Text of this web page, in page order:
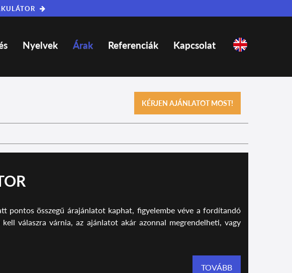
Nyelvek Árak Referenciák Kapcsolat
KÉRJEN AJÁNLATOT MOST!
pontos összegű árajánlatot kaphat, figyelembe véve a fordítandó
válaszra várnia, az ajánlatot akár azonnal megrendelheti, vagy
TOVÁBB